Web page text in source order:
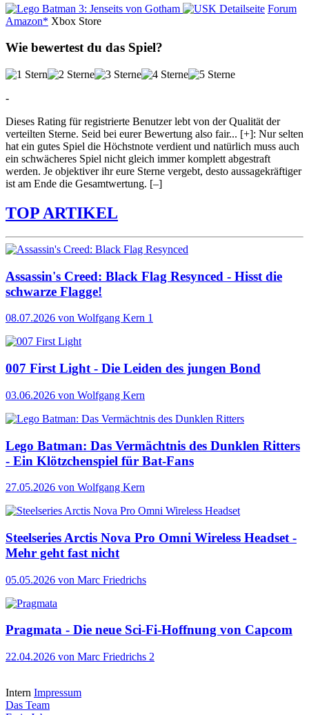
Detailseite Forum
Amazon* Xbox Store
Wie bewertest du das Spiel?
-
Dieses Rating für registrierte Benutzer lebt von der Qualität der
verteilten Sterne. Seid bei eurer Bewertung also fair... [+]: Nur selten
hat ein gutes Spiel die Höchstnote verdient und natürlich muss auch
ein schwächeres Spiel nicht gleich immer komplett abgestraft
werden. Je objektiver ihr eure Sterne vergebt, desto aussagekräftiger
ist am Ende die Gesamtwertung. [–]
TOP ARTIKEL
Assassin's Creed: Black Flag Resynced - Hisst die
schwarze Flagge!
08.07.2026 von Wolfgang Kern 1
007 First Light - Die Leiden des jungen Bond
03.06.2026 von Wolfgang Kern
Lego Batman: Das Vermächtnis des Dunklen Ritters
- Ein Klötzchenspiel für Bat-Fans
27.05.2026 von Wolfgang Kern
Steelseries Arctis Nova Pro Omni Wireless Headset -
Mehr geht fast nicht
05.05.2026 von Marc Friedrichs
Pragmata - Die neue Sci-Fi-Hoffnung von Capcom
22.04.2026 von Marc Friedrichs 2
Intern Impressum
Das Team